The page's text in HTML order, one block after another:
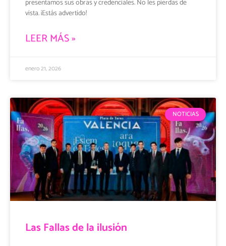
presentamos sus obras y credenciales. No les pierdas de
vista. ¡Estás advertido!
LEER MÁS »
enero 21, 2026
NOTICIAS
Las Fallas de la ilusión